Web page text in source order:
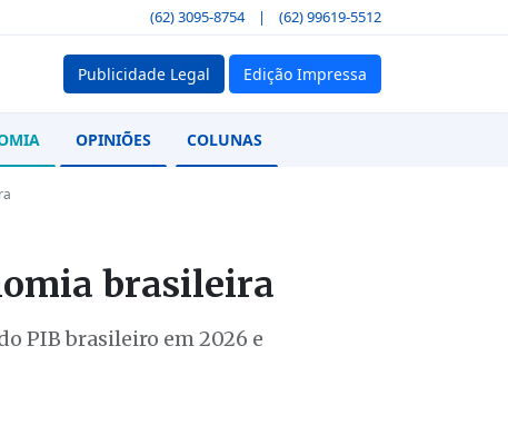
(62) 3095-8754 | (62) 99619-5512
Publicidade Legal Edição Impressa
OPINIÕES COLUNAS
brasileira
PIB brasileiro em 2026 e